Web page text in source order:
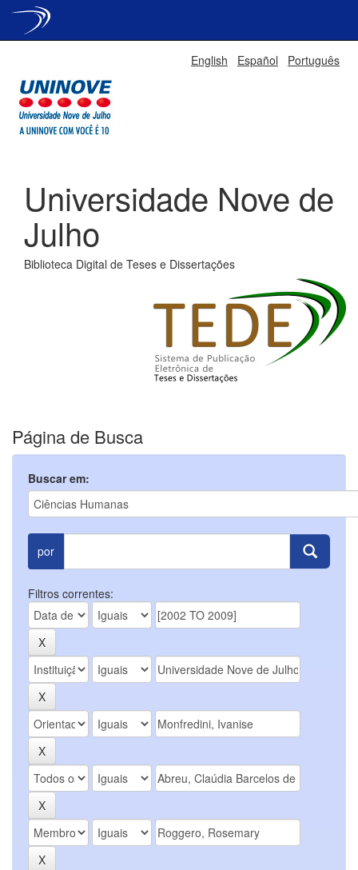
English Español Português
Universidade Nove de
Julho
Biblioteca Digital de Teses e Dissertações
Página de Busca
Buscar em:
por
Filtros correntes: